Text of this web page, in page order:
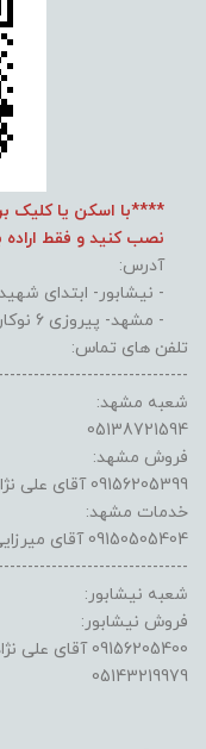
****با اسکن یا کلیک
نصب کنید و فقط
آدرس:
- نیشابور- ابتدای شهید بهشتی 17 رنگ و
- مشهد- پیروزی 6 نوکاریزی 6 کوچه اول سمت چپ
تلفن های تماس:
شعبه مشهد:
05138721594
فروش مشهد:
09156205399 آقای علی نژاد
خدمات مشهد:
09150505404 آقای میرزایی
شعبه نیشابور:
فروش نیشابور:
09156205400 آقای علی نژاد
05143219979